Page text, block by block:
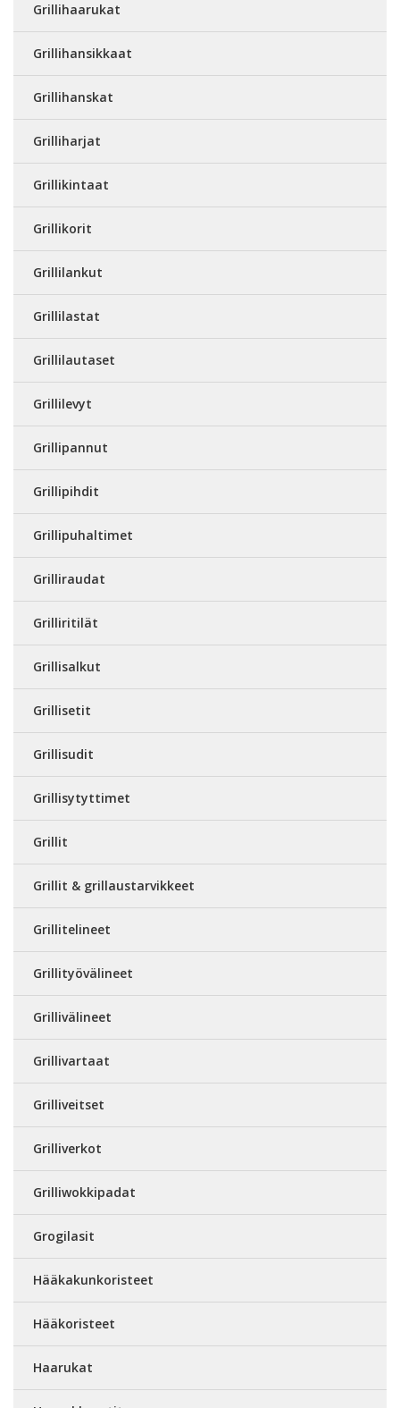
Grillihaarukat
Grillihansikkaat
Grillihanskat
Grilliharjat
Grillikintaat
Grillikorit
Grillilankut
Grillilastat
Grillilautaset
Grillilevyt
Grillipannut
Grillipihdit
Grillipuhaltimet
Grilliraudat
Grilliritilät
Grillisalkut
Grillisetit
Grillisudit
Grillisytyttimet
Grillit
Grillit & grillaustarvikkeet
Grillitelineet
Grillityövälineet
Grillivälineet
Grillivartaat
Grilliveitset
Grilliverkot
Grilliwokkipadat
Grogilasit
Hääkakunkoristeet
Hääkoristeet
Haarukat